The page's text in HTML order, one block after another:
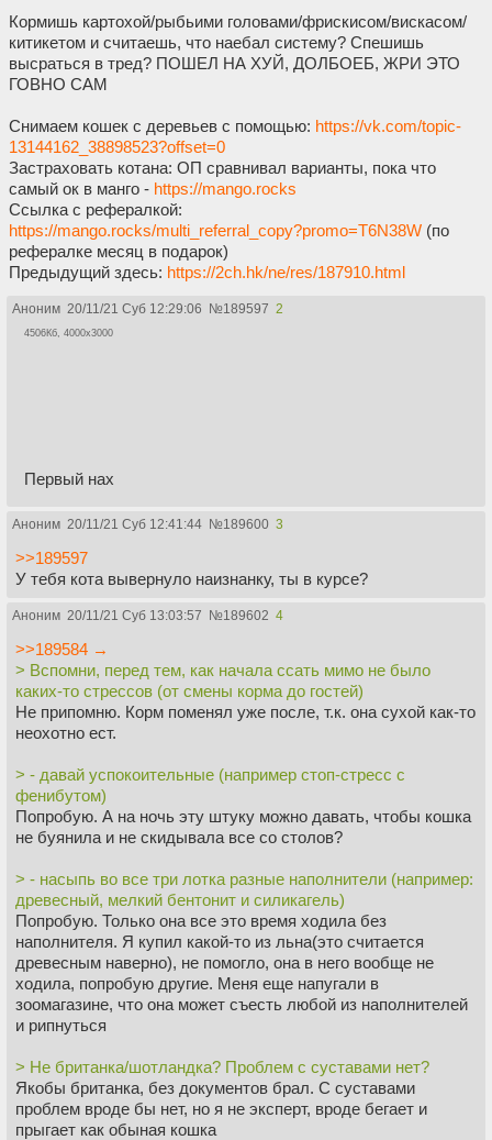
Кормишь картохой/рыбьими головами/фрискисом/вискасом/
китикетом и считаешь, что наебал систему? Спешишь
высраться в тред? ПОШЕЛ НА ХУЙ, ДОЛБОЕБ, ЖРИ ЭТО
ГОВНО САМ
Снимаем кошек с деревьев с помощью: https://vk.com/topic-
13144162_38898523?offset=0
Застраховать котана: ОП сравнивал варианты, пока что
самый ок в манго - https://mango.rocks
Ссылка с рефералкой:
https://mango.rocks/multi_referral_copy?promo=T6N38W (по
рефералке месяц в подарок)
Предыдущий здесь: https://2ch.hk/ne/res/187910.html
Аноним 20/11/21 Суб 12:29:06 №189597 2
4506Кб, 4000x3000
Первый нах
Аноним 20/11/21 Суб 12:41:44 №189600 3
>>189597
У тебя кота вывернуло наизнанку, ты в курсе?
Аноним 20/11/21 Суб 13:03:57 №189602 4
>>189584 →
> Вспомни, перед тем, как начала ссать мимо не было
каких-то стрессов (от смены корма до гостей)
Не припомню. Корм поменял уже после, т.к. она сухой как-то
неохотно ест.
> - давай успокоительные (например стоп-стресс с
фенибутом)
Попробую. А на ночь эту штуку можно давать, чтобы кошка
не буянила и не скидывала все со столов?
> - насыпь во все три лотка разные наполнители (например:
древесный, мелкий бентонит и силикагель)
Попробую. Только она все это время ходила без
наполнителя. Я купил какой-то из льна(это считается
древесным наверно), не помогло, она в него вообще не
ходила, попробую другие. Меня еще напугали в
зоомагазине, что она может съесть любой из наполнителей
и рипнуться
> Не британка/шотландка? Проблем с суставами нет?
Якобы британка, без документов брал. С суставами
проблем вроде бы нет, но я не эксперт, вроде бегает и
прыгает как обыная кошка